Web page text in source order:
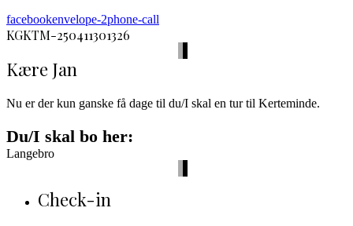
facebookenvelope-2phone-call
KGKTM-250411301326
Kære Jan
Nu er der kun ganske få dage til du/I skal en tur til Kerteminde.
Du/I skal bo her:
Langebro
Check-in